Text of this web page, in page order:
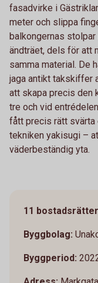
fasadvirke i
meter och slippa
balkongernas
ändträet, dels för att
samma material. De
jaga antikt takskiffer
att skapa precis den
tre och vid
fått precis rätt svärta
tekniken yakisugi –
väderbeständig yta.
11
Byggbolag:
Byggperiod: